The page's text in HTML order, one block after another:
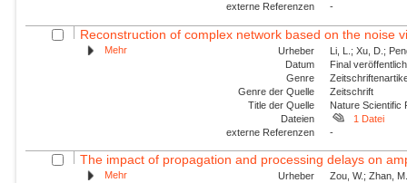
externe Referenzen
-
Reconstruction of complex network based on the noise
Mehr Urheber
Li, L.; Xu, D.;
Datum
Final
Genre
Genre der Quelle
Zeitschrift
Title der Quelle
Nature Scientific
Dateien
1 Datei
externe Referenzen
-
The impact of propagation and processing delays on
Mehr Urheber
Zou, W.; Zhan,